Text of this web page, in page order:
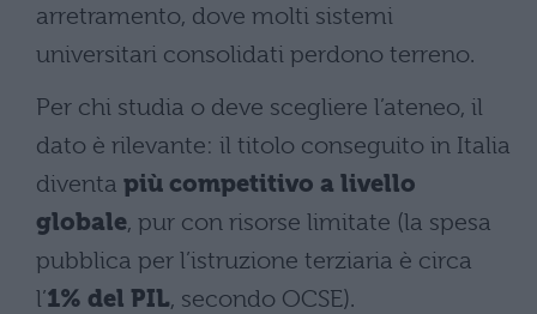
arretramento, dove molti sistemi
universitari consolidati perdono terreno.
Per chi studia o deve scegliere l’ateneo, il
dato è rilevante: il titolo conseguito in Italia
diventa più competitivo a livello
globale, pur con risorse limitate (la spesa
pubblica per l’istruzione terziaria è circa
l’1% del PIL, secondo OCSE).